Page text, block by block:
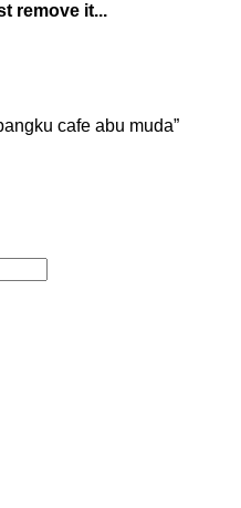
remove it...
cafe abu muda”